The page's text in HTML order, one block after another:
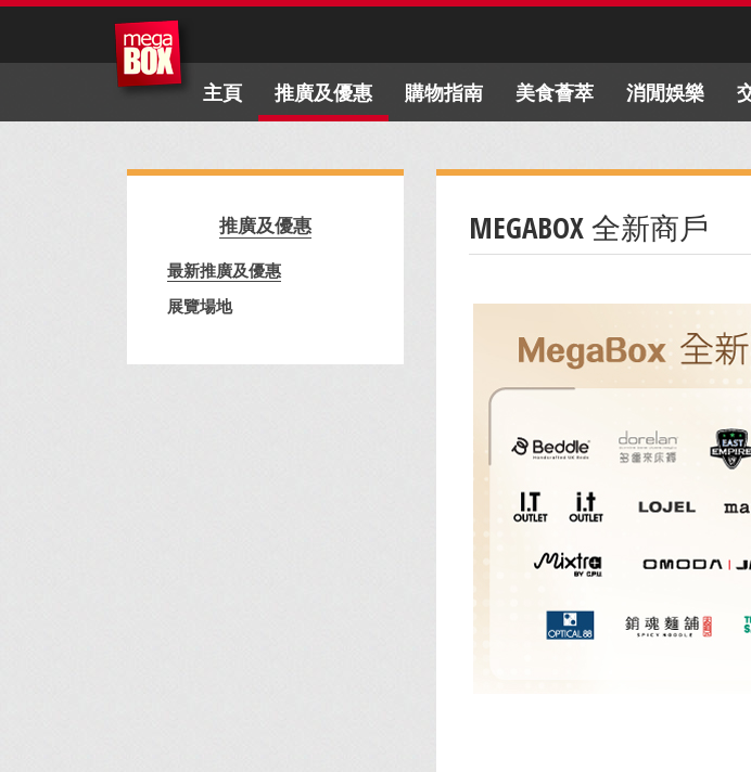
主頁 推廣及優惠 購物指南 美食薈萃 消閒娛樂
推廣及優惠
最新推廣及優惠
展覽場地
MEGABOX 全新商戶